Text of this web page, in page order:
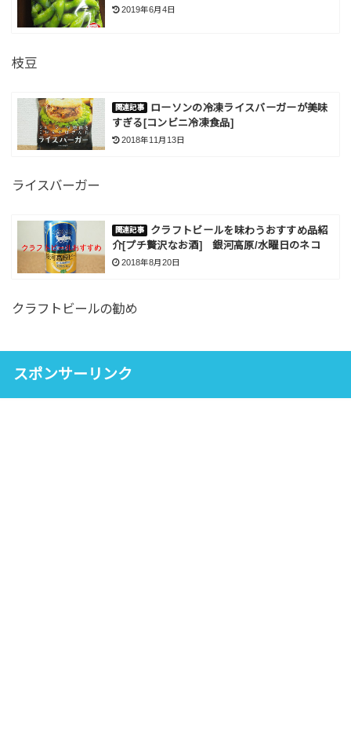
2019年6月4日
枝豆
ローソンの冷凍ライスバーガーが美味
すぎる[コンビニ冷凍食品]
2018年11月13日
ライスバーガー
クラフトビールを味わうおすすめ品紹
介[プチ贅沢なお酒] 銀河高原/水曜日のネコ
2018年8月20日
クラフトビールの勧め
スポンサーリンク